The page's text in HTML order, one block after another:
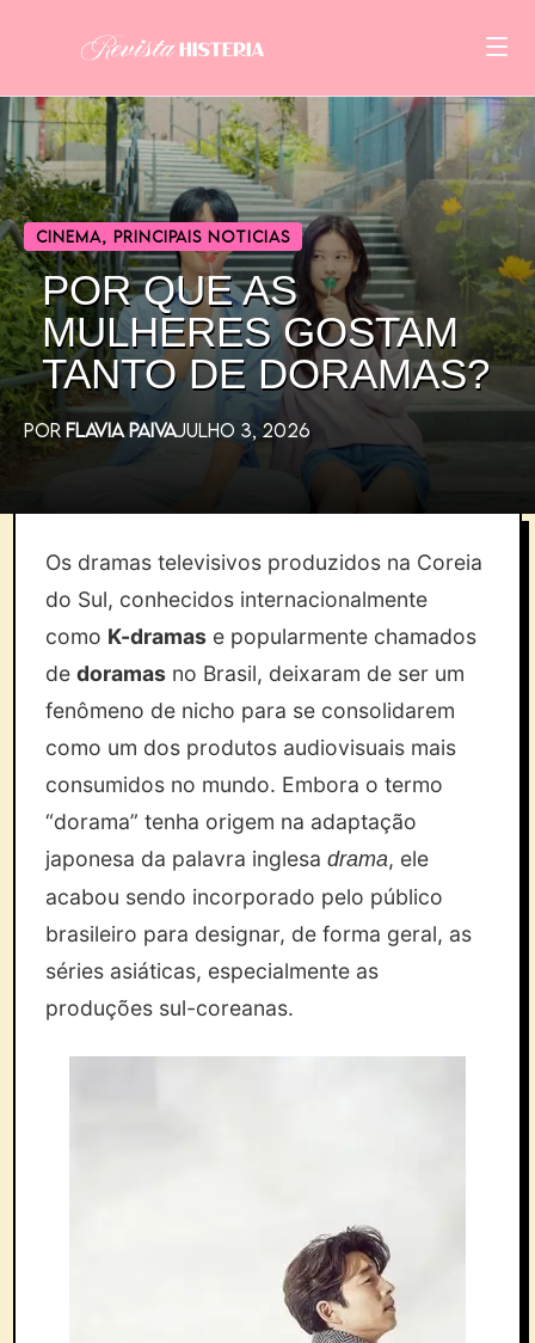
CINEMA, PRINCIPAIS NOTICIAS
POR QUE AS
MULHERES GOSTAM
TANTO DE DORAMAS?
POR FLAVIA PAIVAJULHO 3, 2026
Os dramas televisivos produzidos na Coreia
do Sul, conhecidos internacionalmente
como K-dramas e popularmente chamados
dedoramas no Brasil, deixaram de ser um
fenômeno de nicho para se consolidarem
como um dos produtos audiovisuais mais
consumidos no mundo. Embora o termo
“dorama” tenha origem na adaptação
japonesa da palavra inglesadrama, ele
acabou sendo incorporado pelo público
brasileiro para designar, de forma geral, as
séries asiáticas, especialmente as
produções sul-coreanas.